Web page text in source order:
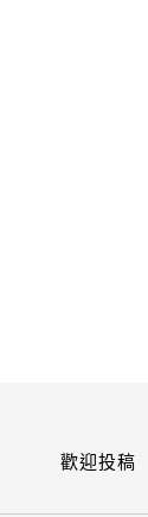
歡迎投稿